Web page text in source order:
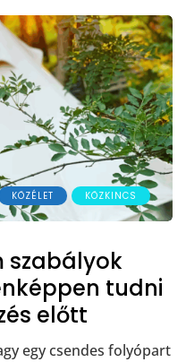
KÖZÉLET KÖZKINCS
szabályok
tudni
előtt
egy csendes folyópart